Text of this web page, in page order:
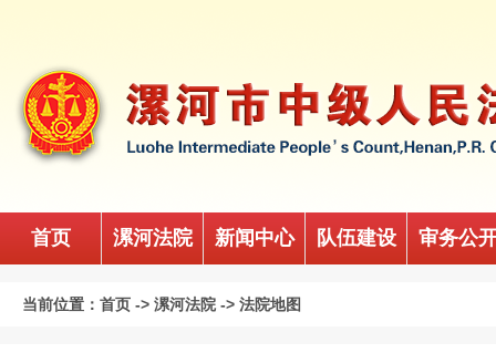
首页 漯河法院 新闻中心 队伍建设 审务公
当前位置： 首页 -> 漯河法院 -> 法院地图